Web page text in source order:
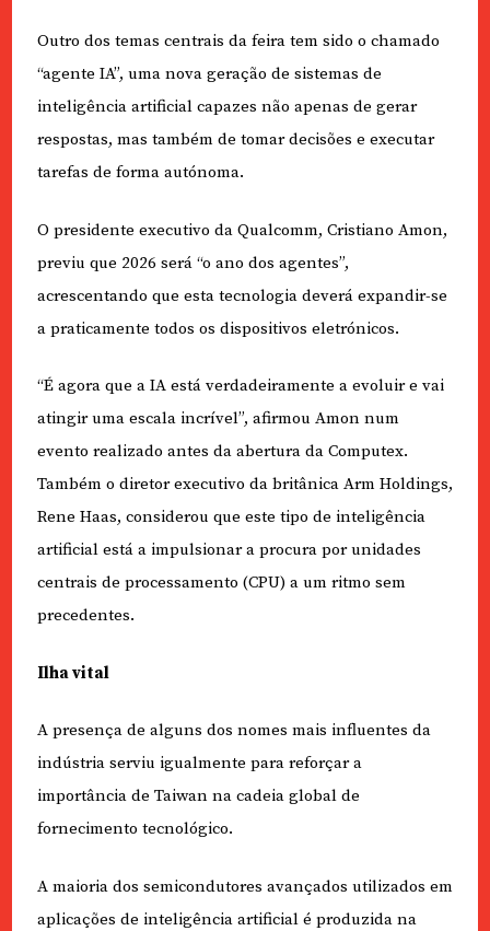
Outro dos temas centrais da feira tem sido o chamado
“agente IA”, uma nova geração de sistemas de
inteligência artificial capazes não apenas de gerar
respostas, mas também de tomar decisões e executar
tarefas de forma autónoma.
O presidente executivo da Qualcomm, Cristiano Amon,
previu que 2026 será “o ano dos agentes”,
acrescentando que esta tecnologia deverá expandir-se
a praticamente todos os dispositivos eletrónicos.
“É agora que a IA está verdadeiramente a evoluir e vai
atingir uma escala incrível”, afirmou Amon num
evento realizado antes da abertura da Computex.
Também o diretor executivo da britânica Arm Holdings,
Rene Haas, considerou que este tipo de inteligência
artificial está a impulsionar a procura por unidades
centrais de processamento (CPU) a um ritmo sem
precedentes.
Ilha vital
A presença de alguns dos nomes mais influentes da
indústria serviu igualmente para reforçar a
importância de Taiwan na cadeia global de
fornecimento tecnológico.
A maioria dos semicondutores avançados utilizados em
aplicações de inteligência artificial é produzida na